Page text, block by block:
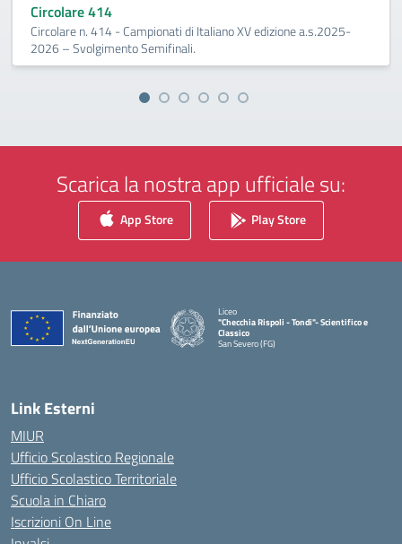
Circolare 414
Circolare n. 414 - Campionati di Italiano XV edizione a.s.2025-
2026 – Svolgimento Semifinali.
Scarica la nostra app ufficiale su:
App Store Play Store
Liceo
"Checchia Rispoli - Tondi"- Scientifico e
Classico
San Severo (FG)
Link Esterni
MIUR
Ufficio Scolastico Regionale
Ufficio Scolastico Territoriale
Scuola in Chiaro
Iscrizioni On Line